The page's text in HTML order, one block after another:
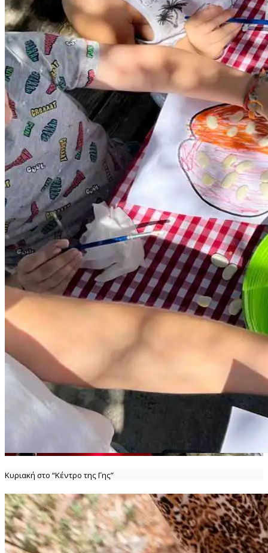
Κυριακή στο “Κέντρο της Γης”